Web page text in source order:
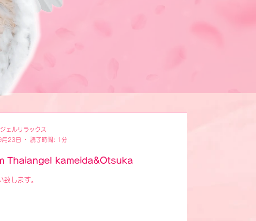
Thaiangel kameida&Otsuka
致します。
ェルリラックス
23日
読了時間: 1分